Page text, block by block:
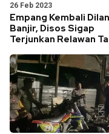
26 Feb 2023
Empang Kembali
Banjir, Disos Sigap
Terjunkan Relawan